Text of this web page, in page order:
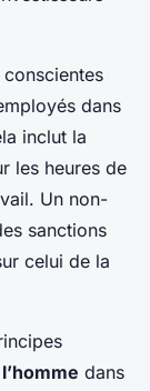
dans
inclut la
les heures de
Un non-
sanctions
celui de la
dans